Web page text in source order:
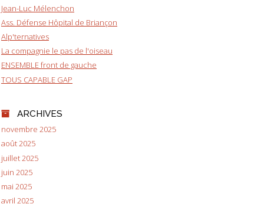
Jean-Luc Mélenchon
Ass. Défense Hôpital de Briançon
Alp'ternatives
La compagnie le pas de l'oiseau
ENSEMBLE front de gauche
TOUS CAPABLE GAP
ARCHIVES
novembre 2025
août 2025
juillet 2025
juin 2025
mai 2025
avril 2025